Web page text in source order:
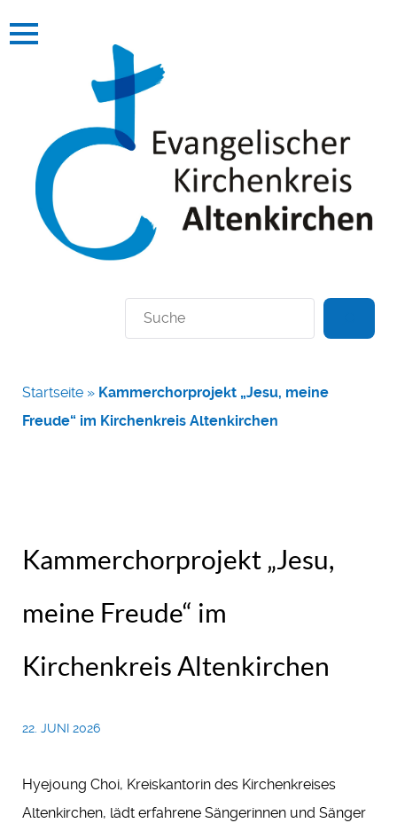
Suchen
Startseite » Kammerchorprojekt „Jesu, meine
Freude“ im Kirchenkreis Altenkirchen
Kammerchorprojekt „Jesu,
meine Freude“ im
Kirchenkreis Altenkirchen
22. JUNI 2026
Hyejoung Choi, Kreiskantorin des Kirchenkreises
Altenkirchen, lädt erfahrene Sängerinnen und Sänger